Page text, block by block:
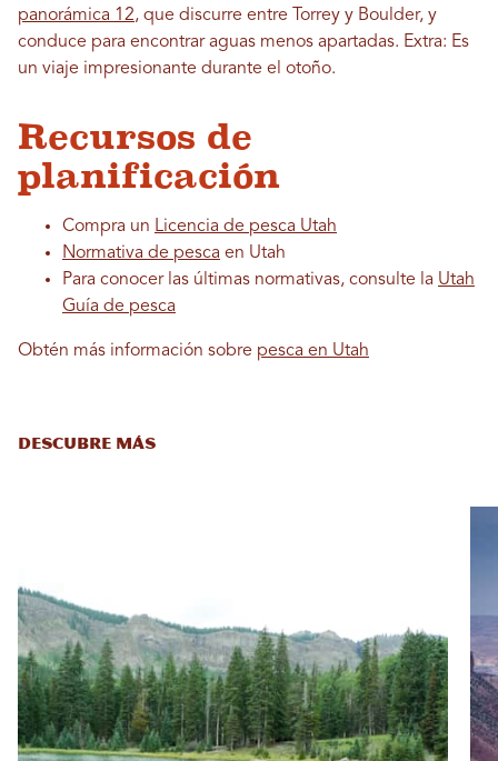
panorámica 12, que discurre entre Torrey y Boulder, y
conduce para encontrar aguas menos apartadas. Extra: Es
un viaje impresionante durante el otoño.
Recursos de
planificación
Compra un Licencia de pesca Utah
Normativa de pesca en Utah
Para conocer las últimas normativas, consulte la Utah
Guía de pesca
Obtén más información sobre pesca en Utah
DESCUBRE MÁS